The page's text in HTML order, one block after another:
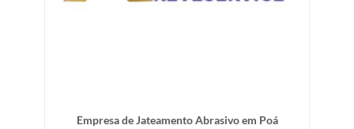
Empresa de Jateamento Abrasivo em Poá